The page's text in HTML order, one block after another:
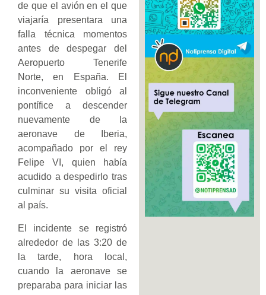
de que el avión en el que
viajaría presentara una
falla técnica momentos
antes de despegar del
Aeropuerto Tenerife
Norte, en España. El
inconveniente obligó al
pontífice a descender
nuevamente de la
aeronave de Iberia,
acompañado por el rey
Felipe VI, quien había
acudido a despedirlo tras
culminar su visita oficial
al país.
El incidente se registró
alrededor de las 3:20 de
la tarde, hora local,
cuando la aeronave se
preparaba para iniciar las